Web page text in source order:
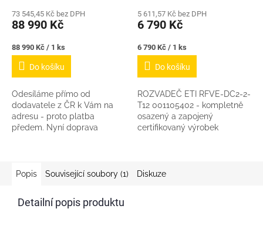
73 545,45 Kč bez DPH
88 990 Kč
Měrná
cena:
88 990 Kč / 1 ks
Do košíku
Odesíláme přímo od
dodavatele z ČR k Vám na
adresu - proto platba
předem. Nyní doprava
ceny?...
5 611,57 Kč bez DPH
6 790 Kč
Měrná
cena:
6 790 Kč / 1 ks
Do košíku
ROZVADEČ ETI RFVE-DC2-2-
T12 001105402 - kompletně
osazený a zapojený
certifikovaný výrobek
Popis
Související soubory (1) Diskuze
Detailní popis produktu